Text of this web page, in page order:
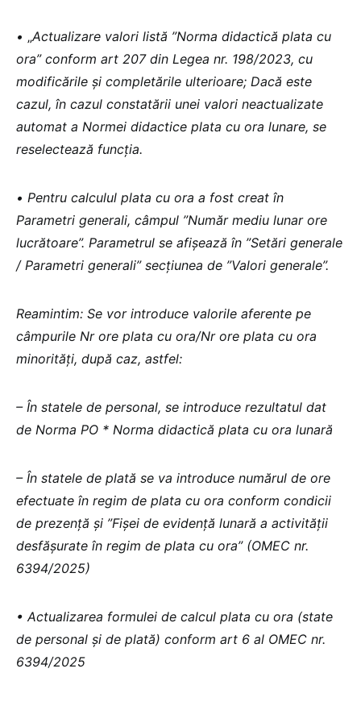
• „Actualizare valori listă ”Norma didactică plata cu
ora” conform art 207 din Legea nr. 198/2023, cu
modificările și completările ulterioare; Dacă este
cazul, în cazul constatării unei valori neactualizate
automat a Normei didactice plata cu ora lunare, se
reselectează funcția.
• Pentru calculul plata cu ora a fost creat în
Parametri generali, câmpul ”Număr mediu lunar ore
lucrătoare”. Parametrul se afișează în ”Setări generale
/ Parametri generali” secțiunea de ”Valori generale”.
Reamintim: Se vor introduce valorile aferente pe
câmpurile Nr ore plata cu ora/Nr ore plata cu ora
minorități, după caz, astfel:
– În statele de personal, se introduce rezultatul dat
de Norma PO * Norma didactică plata cu ora lunară
– În statele de plată se va introduce numărul de ore
efectuate în regim de plata cu ora conform condicii
de prezență și ”Fișei de evidență lunară a activității
desfășurate în regim de plata cu ora” (OMEC nr.
6394/2025)
• Actualizarea formulei de calcul plata cu ora (state
de personal și de plată) conform art 6 al OMEC nr.
6394/2025